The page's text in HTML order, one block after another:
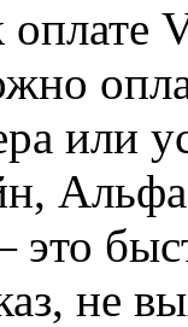
или
это
не